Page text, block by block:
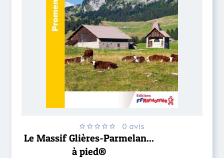
0 avis
Le Massif Glières-Parmelan...
à pied®